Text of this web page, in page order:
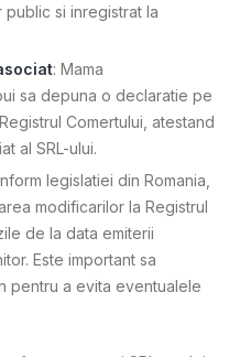
si inregistrat la
: Mama
sa depuna o declaratie pe
Comertului, atestand
al SRL-ului.
legislatiei din Romania,
modificarilor la Registrul
de la data emiterii
Este important sa
pentru a evita eventualele